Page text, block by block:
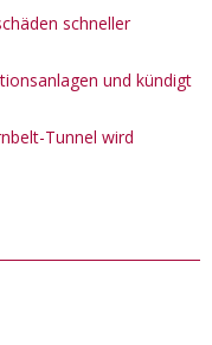
schneller
und kündigt
Tunnel wird